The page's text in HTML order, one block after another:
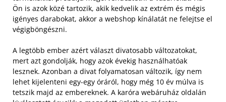
Ön is azok közé tartozik, akik kedvelik az extrém és mégis
igényes darabokat, akkor a webshop kínálatát ne felejtse el
végigböngészni.
A legtöbb ember azért választ divatosabb változatokat,
mert azt gondolják, hogy azok évekig használhatóak
lesznek. Azonban a divat folyamatosan változik, így nem
lehet kijelenteni egy-egy óráról, hogy még 10 év múlva is
tetszik majd az embereknek. A karóra webáruház oldalán